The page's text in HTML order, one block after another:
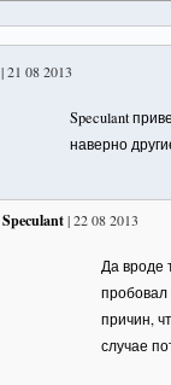
| 21 08 2013
Speculant
наверно
Speculant| 22 08 2013
Да вроде
пробовал
причин,
случае